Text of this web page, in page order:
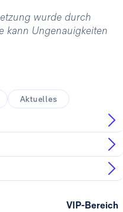
wurde durch
kann Ungenauigkeiten
Aktuelles
VIP-Bereich